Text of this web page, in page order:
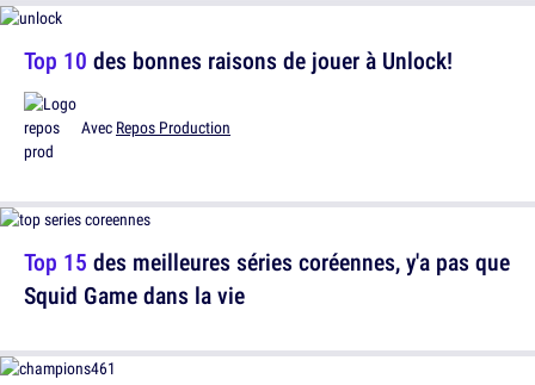
Top 10 des bonnes raisons de jouer à Unlock!
Avec Repos Production
Top 15 des meilleures séries coréennes, y'a pas que
Squid Game dans la vie